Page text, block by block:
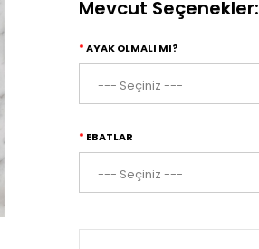
Mevcut Seçenekler:
AYAK OLMALI MI?
EBATLAR